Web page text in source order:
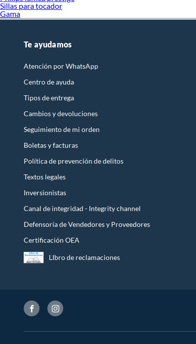
Sillas para tocador
Gama
Te ayudamos
Atención por WhatsApp
Centro de ayuda
Tipos de entrega
Cambios y devoluciones
Seguimiento de mi orden
Boletas y facturas
Política de prevención de delitos
Textos legales
Inversionistas
Canal de integridad - Integrity channel
Defensoría de Vendedores y Proveedores
Certificación OEA
LIbro de reclamaciones